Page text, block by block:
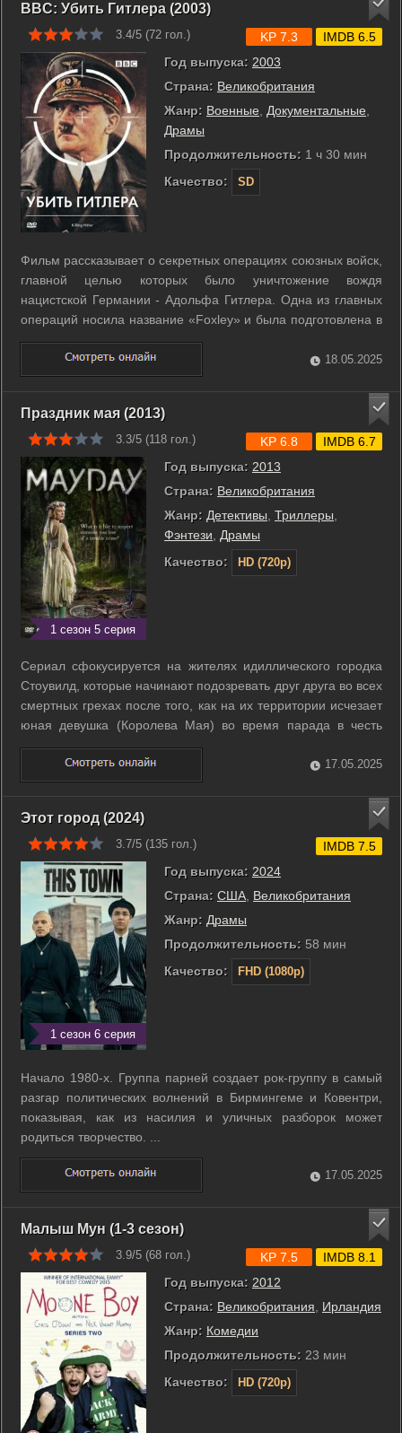
BBC: Убить Гитлера (2003)
3.4/5 (72 гол.)
Год выпуска: 2003
Страна: Великобритания
Жанр: Военные, Документальные,
Драмы
Продолжительность: 1 ч 30 мин
Качество:
SD
KP 7.3 IMDB 6.5
Фильм рассказывает о секретных операциях союзных войск,
главной целью которых было уничтожение вождя
нацистской Германии - Адольфа Гитлера. Одна из главных
операций носила название «Foxley» и была подготовлена в
июне 1944 года. Вы узнаете, какие силы были
задействованы и к каким хитростям нужно было прибегать
для реализации такой операции, сколько ...
18.05.2025
Праздник мая (2013)
3.3/5 (118 гол.)
1 сезон 5 серия
Год выпуска: 2013
Страна: Великобритания
Жанр: Детективы Триллеры
Фэнтези
Драмы
Качество:
HD (720p)
KP 6.8 IMDB 6.7
Сериал сфокусируется на жителях идиллического городка
Стоувилд, которые начинают подозревать друг друга во всех
смертных грехах после того, как на их территории исчезает
юная девушка (Королева Мая) во время парада в честь
языческого праздника. Все шокированы тем, что
преступление явно совершил кто-то из соседей, каждый из
которых хранит свои ...
17.05.2025
Этот город (2024)
3.7/5 (135 гол.)
1 сезон 6 серия
Год выпуска: 2024
Страна: США, Великобритания
Жанр: Драмы
Продолжительность: 58 мин
Качество:
FHD (1080p)
IMDB 7.5
Начало 1980-х. Группа парней создает рок-группу в самый
разгар политических волнений в Бирмингеме и Ковентри,
показывая, как из насилия и уличных разборок может
родиться творчество. ...
17.05.2025
Малыш Мун (1-3 сезон)
3.9/5 (68 гол.)
Год выпуска: 2012
Страна: Великобритания
Ирландия
Жанр: Комедии
Продолжительность: 23 мин
Качество:
HD (720p)
KP 7.5 IMDB 8.1